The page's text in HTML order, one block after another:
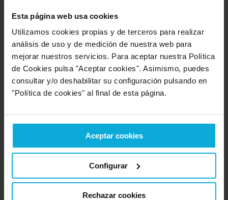
Esta página web usa cookies
Utilizamos cookies propias y de terceros para realizar
análisis de uso y de medición de nuestra web para
mejorar nuestros servicios. Para aceptar nuestra Política
de Cookies pulsa "Aceptar cookies". Asimismo, puedes
consultar y/o deshabilitar su configuración pulsando en
"Política de cookies" al final de esta página.
Aceptar cookies
Configurar
Rechazar cookies
Ir a Renting de coches
Ubicación de Valladolid Wagen